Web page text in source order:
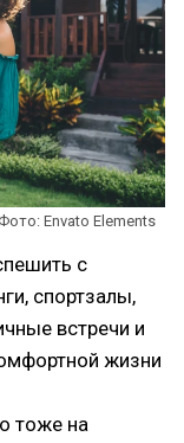
Envato Elements
с
спортзалы,
встречи и
жизни
тоже на